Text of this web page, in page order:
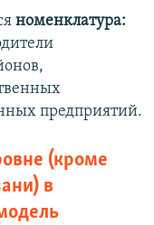
номенклатура:
предприятий.
(кроме
в